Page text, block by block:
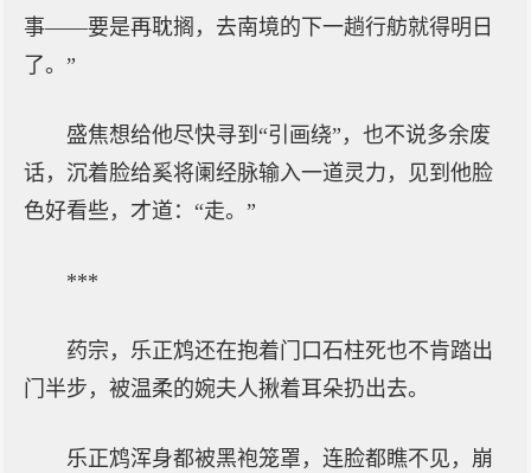
事——要是再耽搁，去南境的下一趟行舫就得明日
了。”
盛焦想给他尽快寻到“引画绕”，也不说多余废
话，沉着脸给奚将阑经脉输入一道灵力，见到他脸
色好看些，才道：“走。”
***
药宗，乐正鸩还在抱着门口石柱死也不肯踏出
门半步，被温柔的婉夫人揪着耳朵扔出去。
乐正鸩浑身都被黑袍笼罩，连脸都瞧不见，崩